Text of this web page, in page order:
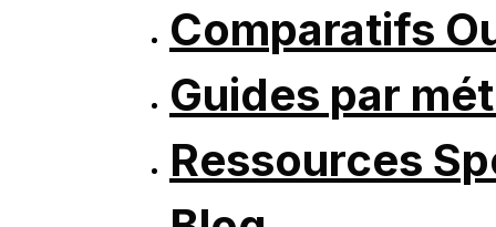
Comparatifs
Guides par
Ressources